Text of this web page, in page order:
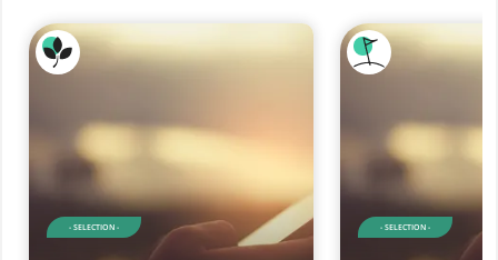
- SELECTION - - SELECTION -